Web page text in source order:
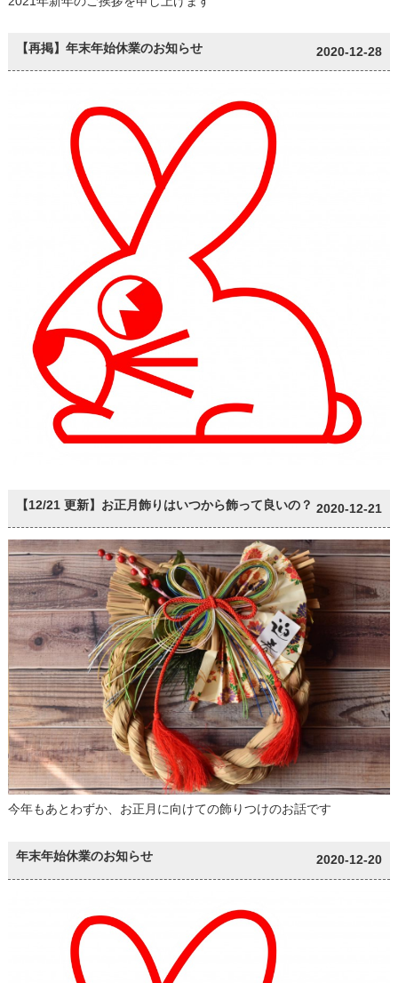
【再掲】年末年始休業のお知らせ 2020-12-28
【12/21 更新】お正月飾りはいつから飾って良いの？ 2020-12-21
今年もあとわずか、お正月に向けての飾りつけのお話です
年末年始休業のお知らせ 2020-12-20